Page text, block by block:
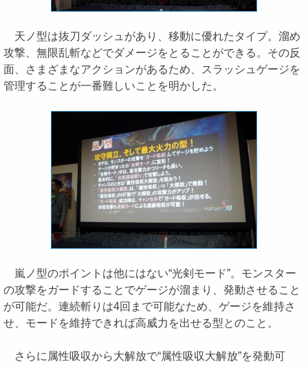
天ノ型は抜刀ダッシュがあり、移動に優れたタイプ。溜め
攻撃、無限乱斬などでダメージをとることができる。その反
面、さまざまなアクションがあるため、スラッシュゲージを
管理することが一番難しいことを明かした。
嵐ノ型のポイントは他にはない“光剣モード”。モンスター
の攻撃をガードすることでゲージが溜まり、発動させること
が可能だ。連続斬りは4回まで可能なため、ゲージを維持さ
せ、モードを維持できれば高威力を出せる型とのこと。
さらに属性吸収から大解放で“属性吸収大解放”を発動可